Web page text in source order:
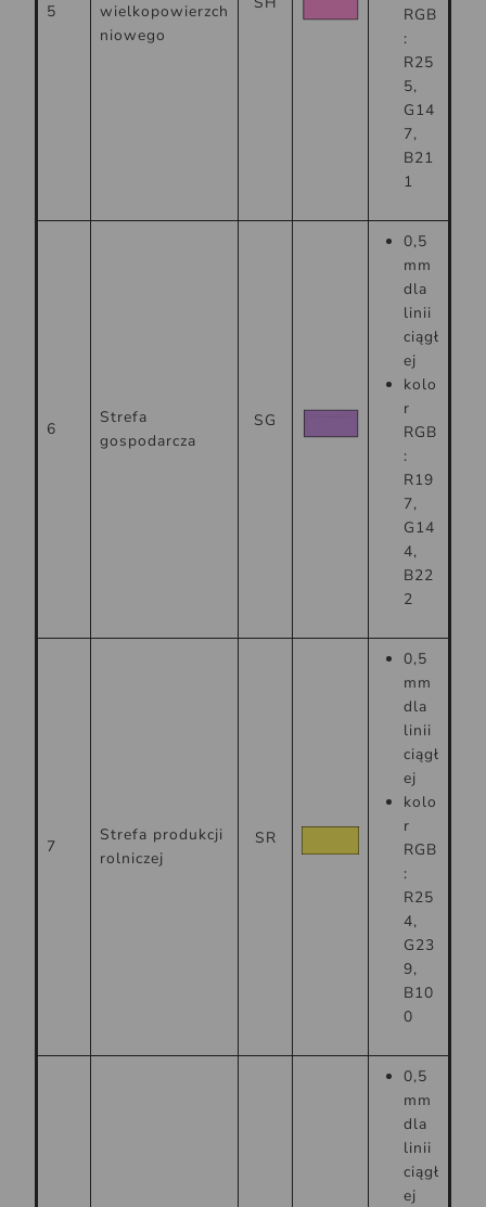
5
wielkopowierzch
niowego
RGB
:
R25
5,
G14
7,
B21
1
6
Strefa
gospodarcza
SG
0,5
mm
dla
linii
ciągł
ej
kolo
r
RGB
:
R19
7,
G14
4,
B22
2
7
Strefa produkcji
rolniczej
SR
0,5
mm
dla
linii
ciągł
ej
kolo
r
RGB
:
R25
4,
G23
9,
B10
0
0,5
mm
dla
linii
ciągł
ej